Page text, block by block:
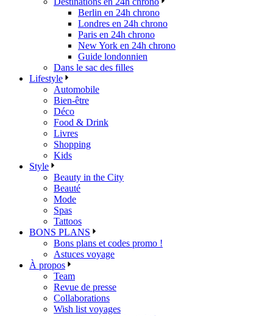
Berlin en 24h chrono
Londres en 24h chrono
Paris en 24h chrono
New York en 24h chrono
Guide londonnien
Dans le sac des filles
Lifestyle
Automobile
Bien-être
Déco
Food & Drink
Livres
Shopping
Kids
Style
Beauty in the City
Beauté
Mode
Spas
Tattoos
BONS PLANS
Bons plans et codes promo !
Astuces voyage
À propos
Team
Revue de presse
Collaborations
Wish list voyages